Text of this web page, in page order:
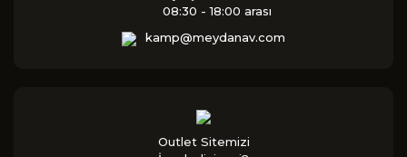
08:30 - 18:00 arası
kamp@meydanav.com
Outlet Sitemizi